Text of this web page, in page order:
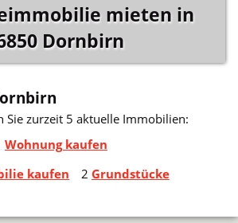
mieten in
Dornbirn
Sie zurzeit 5 aktuelle Immobilien:
Wohnung kaufen
kaufen 2 Grundstücke